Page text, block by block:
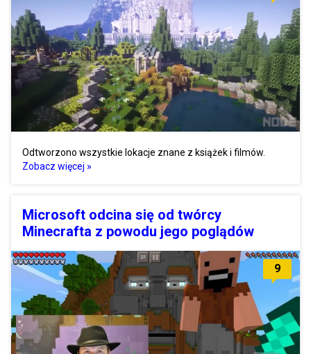
Odtworzono wszystkie lokacje znane z książek i filmów.
Zobacz więcej »
Microsoft odcina się od twórcy
Minecrafta z powodu jego poglądów
9